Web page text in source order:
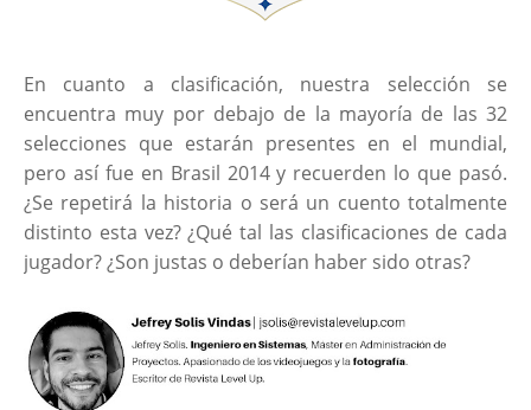
En cuanto a clasificación, nuestra selección se
encuentra muy por debajo de la mayoría de las 32
selecciones que estarán presentes en el mundial,
pero así fue en Brasil 2014 y recuerden lo que pasó.
¿Se repetirá la historia o será un cuento totalmente
distinto esta vez? ¿Qué tal las clasificaciones de cada
jugador? ¿Son justas o deberían haber sido otras?